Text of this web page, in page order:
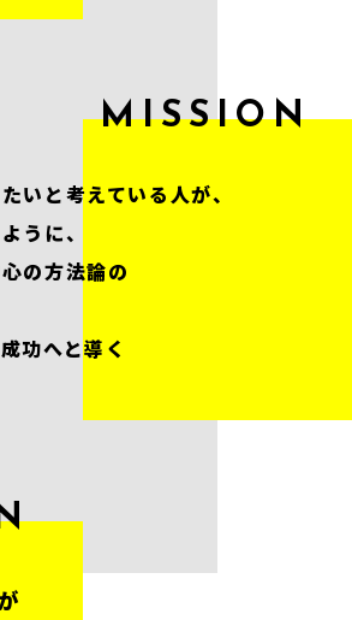
MISSION
いと考えている人が、
うに、
の方法論の
功へと導く